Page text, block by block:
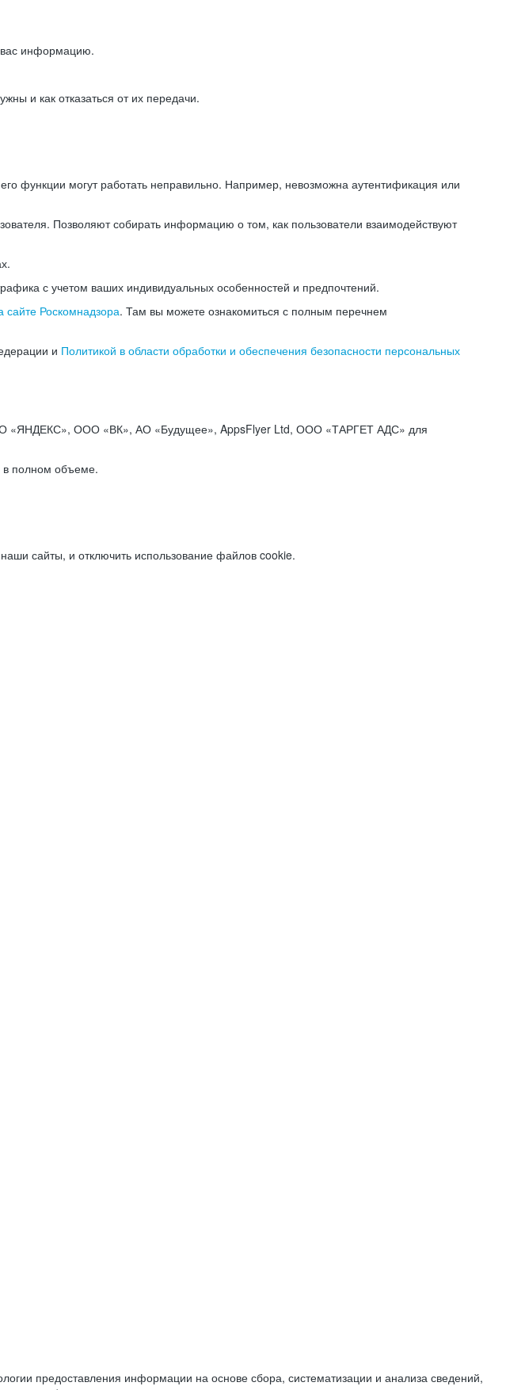
вас информацию.
и как отказаться от их передачи.
функции могут работать неправильно. Например, невозможна аутентификация или
Позволяют собирать информацию о том, как пользователи взаимодействуют
с учетом ваших индивидуальных особенностей и предпочтений.
сайте Роскомнадзора. Там вы можете ознакомиться с полным перечнем
и Политикой в области обработки и обеспечения безопасности персональных
«ЯНДЕКС», ООО «ВК», АО «Будущее», AppsFlyer Ltd, ООО «ТАРГЕТ АДС» для
в полном объеме.
сайты, и отключить использование файлов cookie.
предоставления информации на основе сбора, систематизации и анализа сведений,